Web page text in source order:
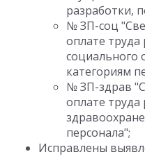
разработки,
№ ЗП-соц
оплате
социального
категориям
№ ЗП-здрав
оплате
персонала";
Исправлены